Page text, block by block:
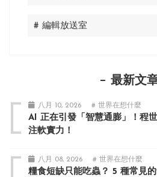
# 編輯放送室
最新文
八月 10, 2026 # 世界在想什麼
AI 正在引發「智慧通膨」！程
注軟實力！
八月 08, 2026 # 世界在想什麼
糧食短缺只能吃蟲？ 5 種常見